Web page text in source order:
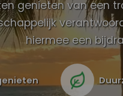
genieten van een
hiermee een